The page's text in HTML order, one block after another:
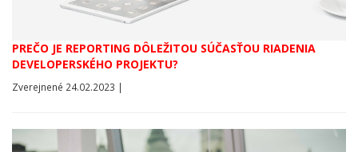
PREČO JE REPORTING DÔLEŽITOU SÚČASŤOU RIADENIA
DEVELOPERSKÉHO PROJEKTU?
Zverejnené 24.02.2023 |